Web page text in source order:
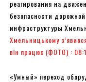
реагирования на
безопасности
инфраструктуры
Хмельницькому
він працює (ФОТО) :
«Умный» переход